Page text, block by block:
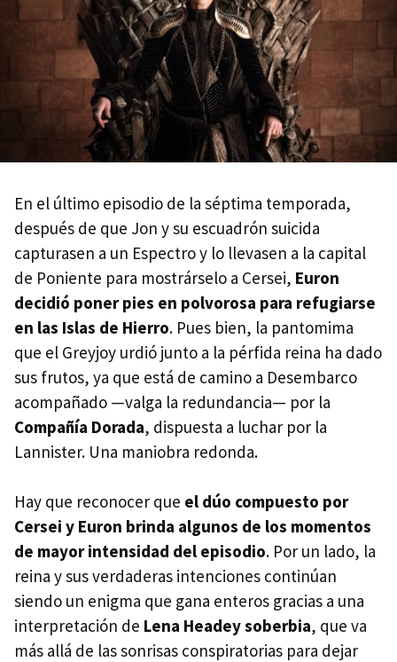
En el último episodio de la séptima temporada,
después de que Jon y su escuadrón suicida
capturasen a un Espectro y lo llevasen a la capital
de Poniente para mostrárselo a Cersei, Euron
decidió poner pies en polvorosa para refugiarse
en las Islas de Hierro. Pues bien, la pantomima
que el Greyjoy urdió junto a la pérfida reina ha dado
sus frutos, ya que está de camino a Desembarco
acompañado —valga la redundancia— por la
Compañía Dorada, dispuesta a luchar por la
Lannister. Una maniobra redonda.
Hay que reconocer que el dúo compuesto por
Cersei y Euron brinda algunos de los momentos
de mayor intensidad del episodio. Por un lado, la
reina y sus verdaderas intenciones continúan
siendo un enigma que gana enteros gracias a una
interpretación de Lena Headey soberbia, que va
más allá de las sonrisas conspiratorias para dejar